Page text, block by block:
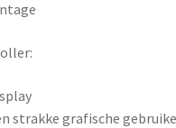
strakke grafische